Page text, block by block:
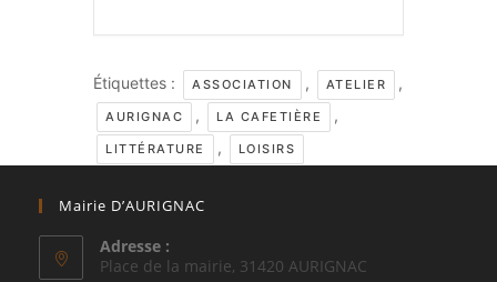
Étiquettes : ASSOCIATION , ATELIER ,
AURIGNAC , LA CAFETIÈRE ,
LITTÉRATURE , LOISIRS
Mairie D’AURIGNAC
Adresse :
Place de la mairie, 31420 AURIGNAC